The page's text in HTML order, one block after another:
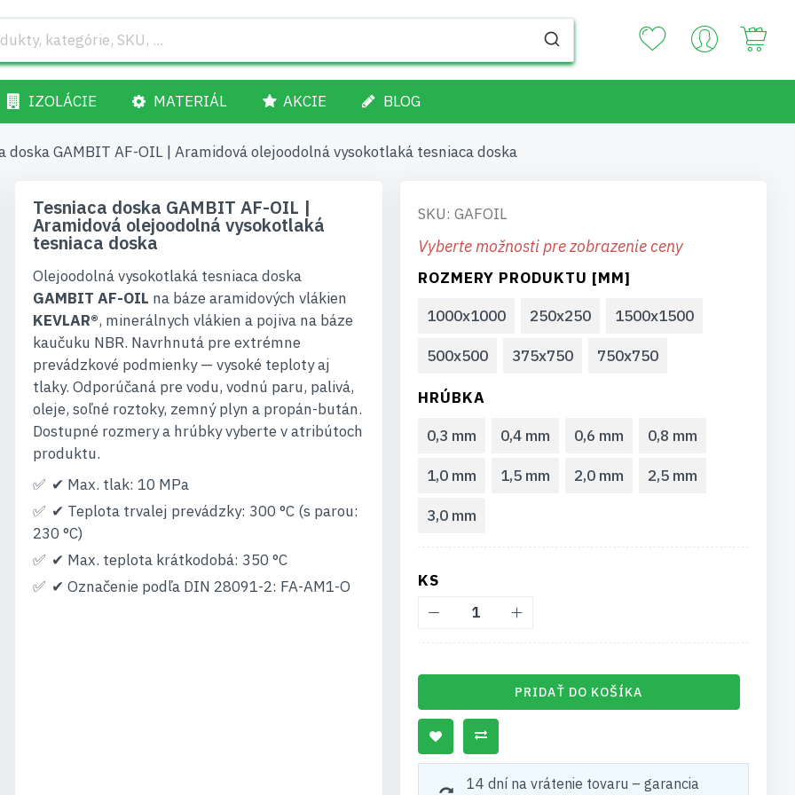
IZOLÁCIE MATERIÁL AKCIE BLOG
doska GAMBIT AF-OIL | Aramidová olejoodolná vysokotlaká tesniaca doska
Tesniaca doska GAMBIT AF-OIL |
Aramidová olejoodolná vysokotlaká
tesniaca doska
Olejoodolná vysokotlaká tesniaca doska
GAMBIT AF-OIL na báze aramidových vlákien
KEVLAR®, minerálnych vlákien a pojiva na báze
kaučuku NBR. Navrhnutá pre extrémne
prevádzkové podmienky — vysoké teploty aj
tlaky. Odporúčaná pre vodu, vodnú paru, palivá,
oleje, soľné roztoky, zemný plyn a propán-bután.
Dostupné rozmery a hrúbky vyberte v atribútoch
produktu.
✔ Max. tlak: 10 MPa
✔ Teplota trvalej prevádzky: 300 °C (s parou:
230 °C)
✔ Max. teplota krátkodobá: 350 °C
✔ Označenie podľa DIN 28091-2: FA-AM1-O
SKU: GAFOIL
Vyberte možnosti pre zobrazenie ceny
ROZMERY PRODUKTU [MM]
1000x1000
250x250 1500x1500
500x500 375x750 750x750
HRÚBKA
0,3 mm
0,4 mm 0,6 mm 0,8 mm
1,0 mm 1,5 mm 2,0 mm 2,5 mm
3,0 mm
KS
PRIDAŤ DO KOŠÍKA
14 dní na vrátenie tovaru – garancia